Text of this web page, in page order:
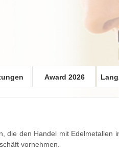
Award 2026
die den Handel mit Edelmetallen
vornehmen.